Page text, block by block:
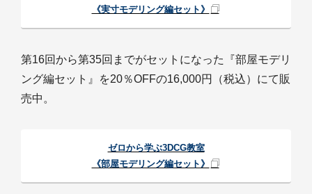
《実寸モデリング編セット》
第16回から第35回までがセットになった『部屋モデリ
ング編セット』を20％OFFの16,000円（税込）にて販
売中。
ゼロから学ぶ3DCG教室
《部屋モデリング編セット》